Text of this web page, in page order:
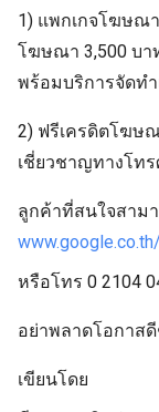
1) แพกเกจโฆษณ
โฆษณา 3,500 บา
พร้อมบริการจัดท
2) ฟรีเครดิตโฆษ
เชี่ยวชาญทางโท
ลูกค้าที่สนใจสาม
หรือโทร 0 2104
อย่าพลาดโอกาส
เขียนโดย